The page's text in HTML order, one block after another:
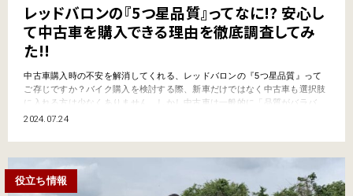
レッドバロンの『5つ星品質』ってなに!? 安心し
て中古車を購入できる理由を徹底調査してみ
た!!
中古車購入時の不安を解消してくれる、レッドバロンの『5つ星品質』って
ご存じですか？バイク購入を検討する際、新車だけではなく中古車も選択肢
に入れる方は少なくありません。しかし中古車は一般的に「品質がバラバ
ラ」「故障の可能性が高い」「絶版車の場合、純正部品が手に入りにくい」
か。そんな不安を払しょくするため、レッドバロンでは『5つ星品質』…
2024.07.24
役立ち情報